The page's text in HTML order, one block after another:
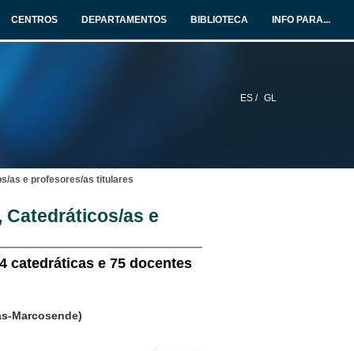
CENTROS DEPARTAMENTOS BIBLIOTECA INFO PARA...
ES / GL
as e profesores/as titulares
Catedráticos/as e
catedráticas e 75 docentes
Marcosende)